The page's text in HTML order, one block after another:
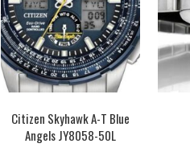
Citizen Skyhawk A-T Blue
Angels JY8058-50L